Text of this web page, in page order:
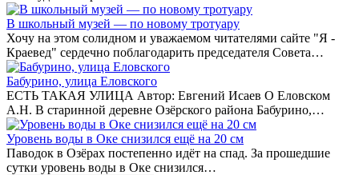
В школьный музей — по новому тротуару
Хочу на этом солидном и уважаемом читателями сайте "Я -
Краевед" сердечно поблагодарить председателя Совета…
Бабурино, улица Еловского
ЕСТЬ ТАКАЯ УЛИЦА Автор: Евгений Исаев О Еловском
А.Н. В старинной деревне Озёрского района Бабурино,…
Уровень воды в Оке снизился ещё на 20 см
Паводок в Озёрах постепенно идёт на спад. За прошедшие
сутки уровень воды в Оке снизился…